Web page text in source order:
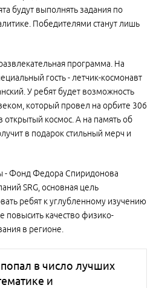
будут выполнять задания по
Победителями станут лишь
программа. На
гость - летчик-космонавт
У ребят будет возможность
который провел на орбите 306
космос. А на память об
в подарок стильный мерч и
- Фонд Федора Спиридонова
SRG, основная цель
ребят к углубленному изучению
повысить качество физико-
в регионе.
в число лучших
и